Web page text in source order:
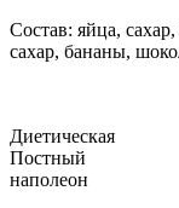
Состав: яйца,
сахар, бананы,
Диетическая
Постный
наполеон